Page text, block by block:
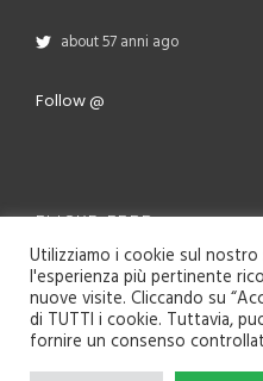
about 57 anni ago
Follow @
FLICKR FEED
Azienda agricolaBosco delle
Utilizziamo i cookie sul
l'esperienza più pertinente
nuove visite. Cliccando su
di TUTTI i cookie. Tuttavia,
fornire un consenso